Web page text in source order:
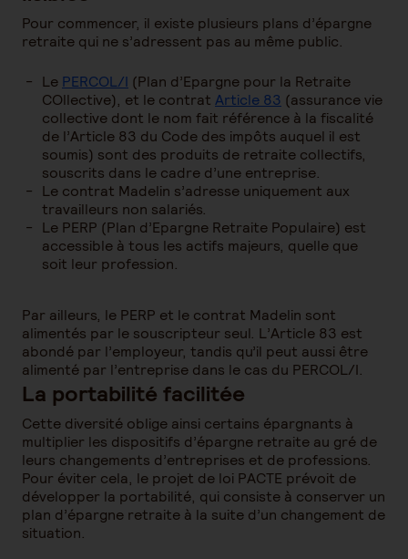
Pour commencer, il existe plusieurs plans d’épargne
retraite qui ne s’adressent pas au même public.
Le PERCOL/I (Plan d’Epargne pour la Retraite
COllective), et le contrat Article 83 (assurance vie
collective dont le nom fait référence à la fiscalité
de l’Article 83 du Code des impôts auquel il est
soumis) sont des produits de retraite collectifs,
souscrits dans le cadre d’une entreprise.
Le contrat Madelin s’adresse uniquement aux
travailleurs non salariés.
Le PERP (Plan d’Epargne Retraite Populaire) est
accessible à tous les actifs majeurs, quelle que
soit leur profession.
Par ailleurs, le PERP et le contrat Madelin sont
alimentés par le souscripteur seul. L’Article 83 est
abondé par l’employeur, tandis qu’il peut aussi être
alimenté par l’entreprise dans le cas du PERCOL/I.
La portabilité facilitée
Cette diversité oblige ainsi certains épargnants à
multiplier les dispositifs d’épargne retraite au gré de
leurs changements d’entreprises et de professions.
Pour éviter cela, le projet de loi PACTE prévoit de
développer la portabilité, qui consiste à conserver un
plan d’épargne retraite à la suite d’un changement de
situation.